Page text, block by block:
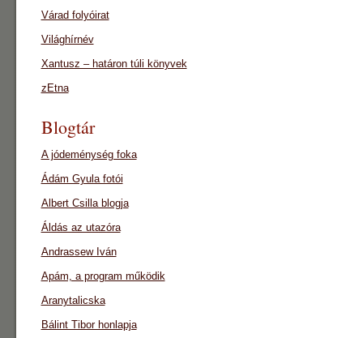
Várad folyóirat
Világhírnév
Xantusz – határon túli könyvek
zEtna
Blogtár
A jódeménység foka
Ádám Gyula fotói
Albert Csilla blogja
Áldás az utazóra
Andrassew Iván
Apám, a program működik
Aranytalicska
Bálint Tibor honlapja